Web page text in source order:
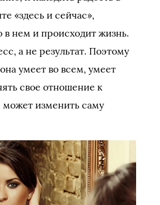
«здесь и сейчас»,
в нем и происходит жизнь.
а не результат. Поэтому
умеет во всем, умеет
свое отношение к
может изменить саму